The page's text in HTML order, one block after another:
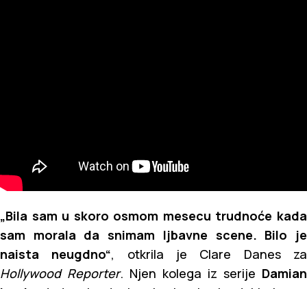
„Bila sam u skoro osmom mesecu trudnoće kada
sam morala da snimam ljbavne scene. Bilo je
naista neugdno“, otkrila je Clare Danes za
Hollywood Reporter. Njen kolega iz serije Damian